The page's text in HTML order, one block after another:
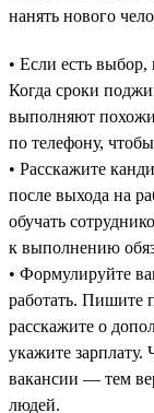
нанять нового
• Если есть выбор,
Когда сроки
выполняют
по телефону,
• Расскажите
после выхода на
обучать
к выполнению
• Формулируйте
работать. Пишите
расскажите о
укажите
вакансии — тем
людей.